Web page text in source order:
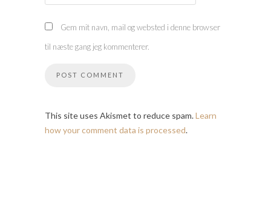
Gem mit navn, mail og websted i denne browser
til næste gang jeg kommenterer.
This site uses Akismet to reduce spam.Learn
how your comment data is processed.